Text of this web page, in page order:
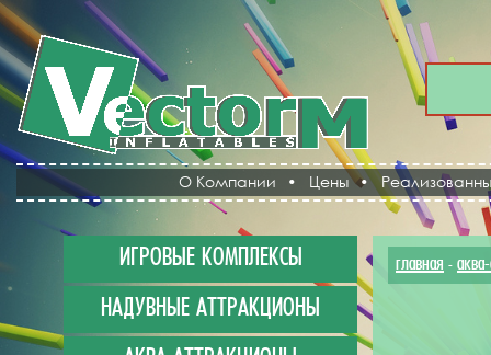
О Компании • Цены•
ИГРОВЫЕ КОМПЛЕКСЫ
НАДУВНЫЕ АТТРАКЦИОНЫ
главная -